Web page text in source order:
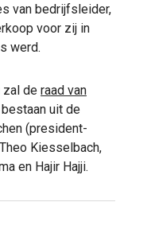
van bedrijfsleider,
voor zij in
werd.
zal de raad van
bestaan uit de
(president-
Kiesselbach,
en Hajir Hajji.